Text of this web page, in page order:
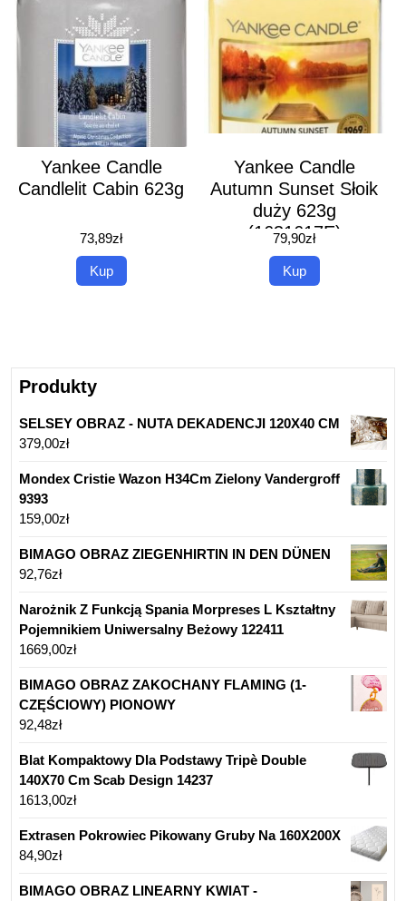
Yankee Candle
Candlelit Cabin 623g
73,89zł
Kup
Yankee Candle
Autumn Sunset Słoik
duży 623g
(1631617E)
79,90zł
Kup
Produkty
SELSEY OBRAZ - NUTA DEKADENCJI 120X40 CM
379,00zł
Mondex Cristie Wazon H34Cm Zielony Vandergroff
9393
159,00zł
BIMAGO OBRAZ ZIEGENHIRTIN IN DEN DÜNEN
92,76zł
Narożnik Z Funkcją Spania Morpreses L Kształtny
Pojemnikiem Uniwersalny Beżowy 122411
1669,00zł
BIMAGO OBRAZ ZAKOCHANY FLAMING (1-
CZĘŚCIOWY) PIONOWY
92,48zł
Blat Kompaktowy Dla Podstawy Tripè Double
140X70 Cm Scab Design 14237
1613,00zł
Extrasen Pokrowiec Pikowany Gruby Na 160X200X
84,90zł
BIMAGO OBRAZ LINEARNY KWIAT -